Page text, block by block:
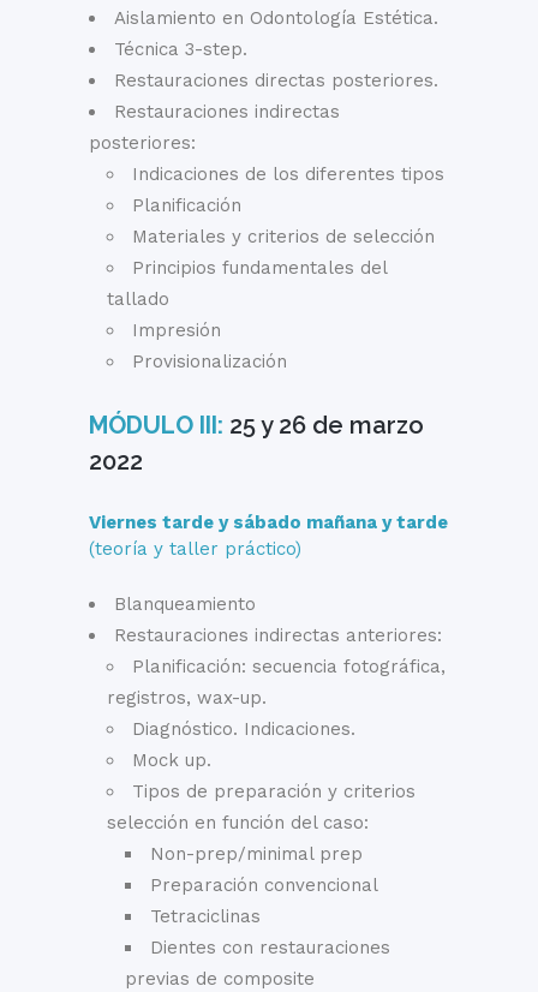
Aislamiento en Odontología Estética.
Técnica 3-step.
Restauraciones directas posteriores.
Restauraciones indirectas
posteriores:
Indicaciones de los diferentes tipos
Planificación
Materiales y criterios de selección
Principios fundamentales del
tallado
Impresión
Provisionalización
MÓDULO III: 25 y 26 de marzo
2022
Viernes tarde y sábado mañana y tarde
(teoría y taller práctico)
Blanqueamiento
Restauraciones indirectas anteriores:
Planificación: secuencia fotográfica,
registros, wax-up.
Diagnóstico. Indicaciones.
Mock up.
Tipos de preparación y criterios
selección en función del caso:
Non-prep/minimal prep
Preparación convencional
Tetraciclinas
Dientes con restauraciones
previas de composite